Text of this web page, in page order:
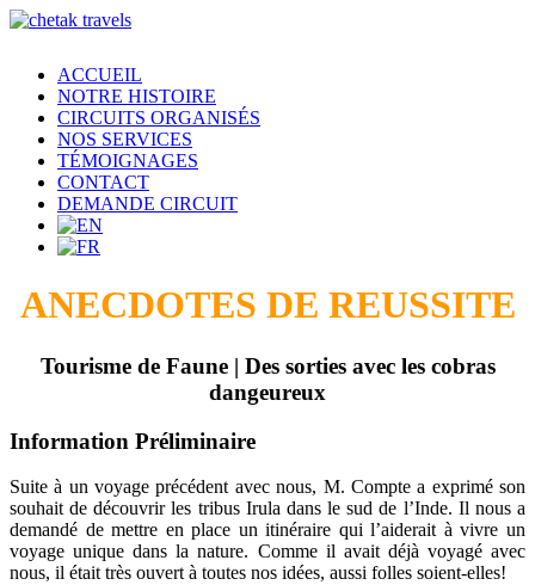
ACCUEIL
NOTRE HISTOIRE
CIRCUITS ORGANISÉS
NOS SERVICES
TÉMOIGNAGES
CONTACT
DEMANDE CIRCUIT
ANECDOTES DE REUSSITE
Tourisme de Faune | Des sorties avec les cobras
dangeureux
Information Préliminaire
Suite à un voyage précédent avec nous, M. Compte a exprimé son
souhait de découvrir les tribus Irula dans le sud de l’Inde. Il nous a
demandé de mettre en place un itinéraire qui l’aiderait à vivre un
voyage unique dans la nature. Comme il avait déjà voyagé avec
nous, il était très ouvert à toutes nos idées, aussi folles soient-elles!